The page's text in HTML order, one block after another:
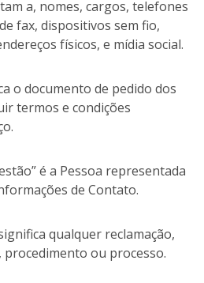
a, nomes, cargos, telefones
fax, dispositivos sem fio,
físicos, e mídia social.
o documento de pedido dos
termos e condições
é a Pessoa representada
de Contato.
qualquer reclamação,
procedimento ou processo.